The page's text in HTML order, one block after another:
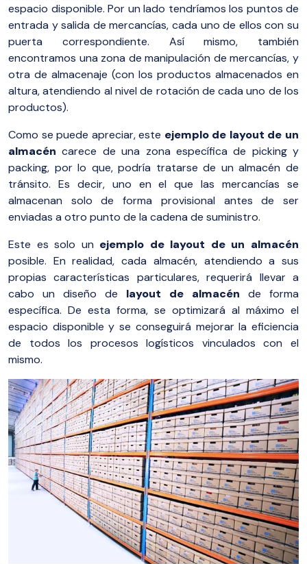
espacio disponible. Por un lado tendríamos los puntos de
entrada y salida de mercancías, cada uno de ellos con su
puerta correspondiente. Así mismo, también
encontramos una zona de manipulación de mercancías, y
otra de almacenaje (con los productos almacenados en
altura, atendiendo al nivel de rotación de cada uno de los
productos).
Como se puede apreciar, este ejemplo de layout de un
almacén carece de una zona específica de picking y
packing, por lo que, podría tratarse de un almacén de
tránsito. Es decir, uno en el que las mercancías se
almacenan solo de forma provisional antes de ser
enviadas a otro punto de la cadena de suministro.
Este es solo un ejemplo de layout de un almacén
posible. En realidad, cada almacén, atendiendo a sus
propias características particulares, requerirá llevar a
cabo un diseño de layout de almacén de forma
específica. De esta forma, se optimizará al máximo el
espacio disponible y se conseguirá mejorar la eficiencia
de todos los procesos logísticos vinculados con el
mismo.